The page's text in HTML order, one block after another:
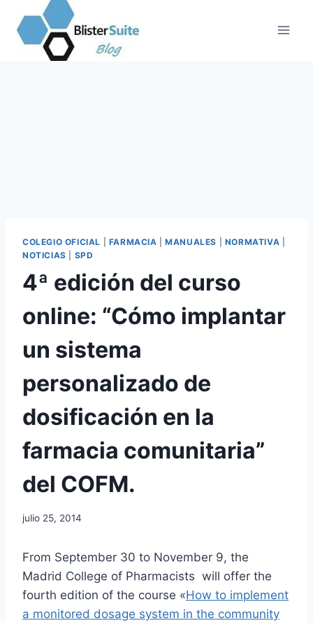
contenido
COLEGIO OFICIAL FARMACIA |MANUALES NORMATIVA
NOTICIAS
SPD
4ª edición del curso
online: “Cómo implantar
un sistema
personalizado de
dosificación en la
farmacia comunitaria”
del COFM.
Por
julio 25, 2014
From September 30 to November 9, the
Madrid College of Pharmacists will offer the
fourth edition of the course «How to implement
a monitored dosage system in the community